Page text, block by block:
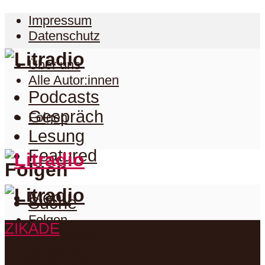
Impressum
Datenschutz
Über uns
Alle Autor:innen
Folgen
Folgen
Folgen
Facebook
Podcasts
Gespräch
Lesung
Featured
Menu
Suche
Podcasts
ZIKADE